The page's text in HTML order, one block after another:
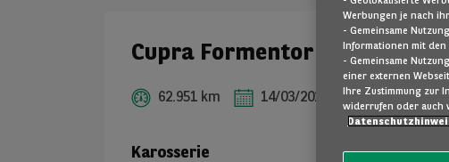
Cupra Formentor
62.951 km 14/03/2022 Plug-in-
Karosserie
Werbungen je nach
- Gemeinsame
Informationen mit den
- Gemeinsame
einer externen
Ihre Zustimmung zur
widerrufen oder auch